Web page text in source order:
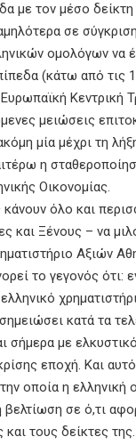
με τον μέσο δείκτη
σε
ομολόγων να
(κάτω από τις
Κεντρική
μειώσεις
μία μέχρι τη
η
Οικονομίας.
κάνουν όλο και
και Ξένους – να
Αξιών
το γεγονός ότι:
κατά τα
σήμερα με
εποχή. Και
οποία η ελληνική
βελτίωση σε ό,τι
και τους δείκτες της.